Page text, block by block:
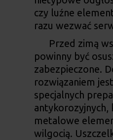
czy luźne
razu wezwać
Przed zimą
powinny być
zabezpieczone.
rozwiązaniem
specjalnych
antykorozyjnych,
metalowe
wilgocią.